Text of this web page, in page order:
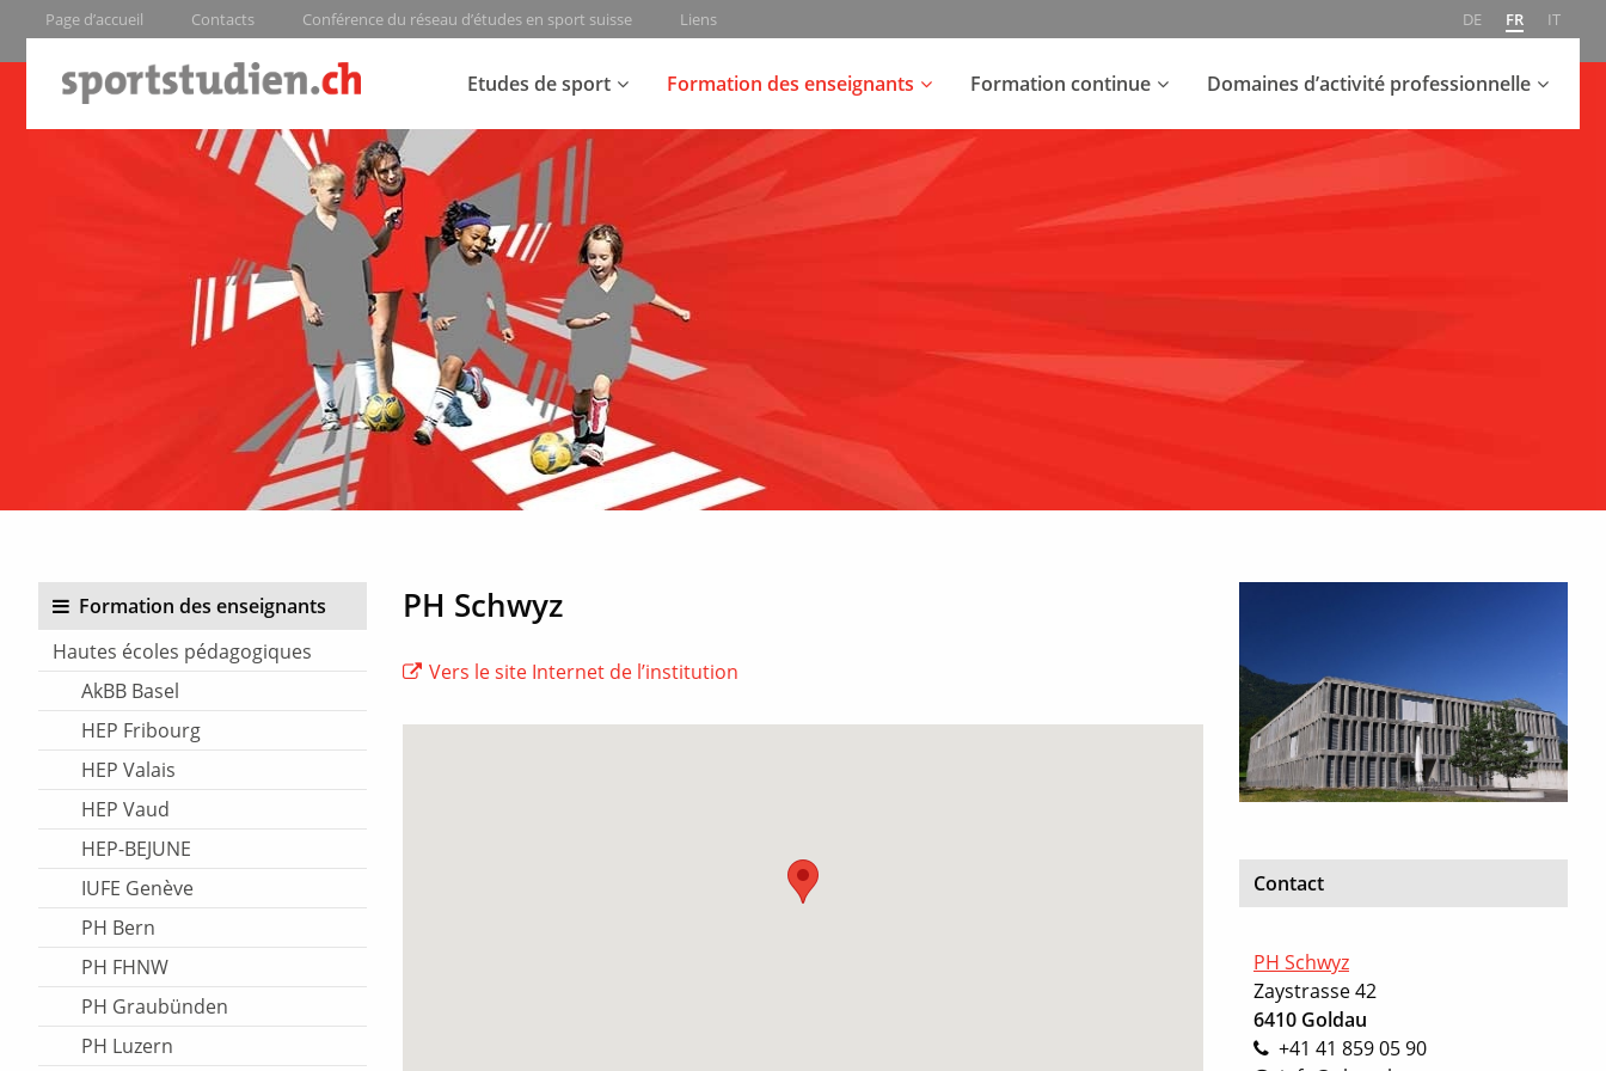
DE FR IT
Page d’accueil Contacts Conférence du réseau d’études en sport suisse Liens
Etudes de sport Formation des enseignants Formation continue Domaines d’activité professionnelle
Formation des enseignants
Hautes écoles pédagogiques
AkBB Basel
HEP Fribourg
HEP Valais
HEP Vaud
HEP-BEJUNE
IUFE Genève
PH Bern
PH FHNW
PH Graubünden
PH Luzern
PH Schwyz
Vers le site Internet de l’institution
Contact
PH Schwyz
Zaystrasse 42
6410 Goldau
+41 41 859 05 90